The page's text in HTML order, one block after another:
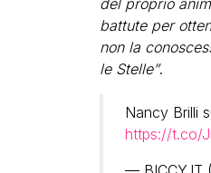
battute per
non la
le Stelle”.
Nancy Brilli
https://t.co/